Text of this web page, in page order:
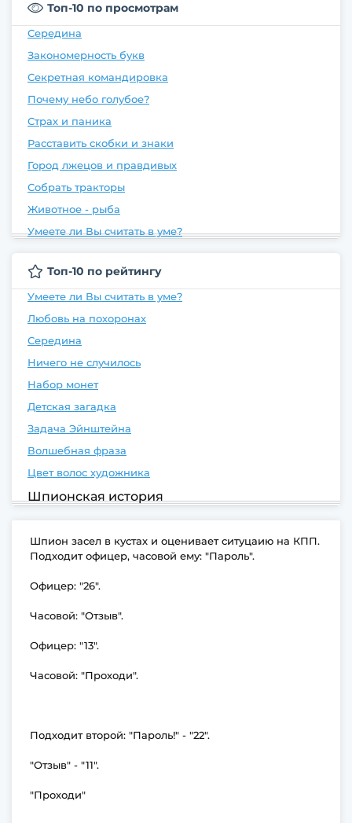
Топ-10 по просмотрам
Середина
Закономерность букв
Секретная командировка
Почему небо голубое?
Страх и паника
Расставить скобки и знаки
Город лжецов и правдивых
Собрать тракторы
Животное - рыба
Умеете ли Вы считать в уме?
Топ-10 по рейтингу
Умеете ли Вы считать в уме?
Любовь на похоронах
Середина
Ничего не случилось
Набор монет
Детская загадка
Задача Эйнштейна
Волшебная фраза
Цвет волос художника
Шпионская история
Шпион засел в кустах и оценивает ситуцаию на КПП.
Подходит офицер, часовой ему: "Пароль".
Офицер: "26".
Часовой: "Отзыв".
Офицер: "13".
Часовой: "Проходи".
Подходит второй: "Пароль!" - "22".
"Отзыв" - "11".
"Проходи"